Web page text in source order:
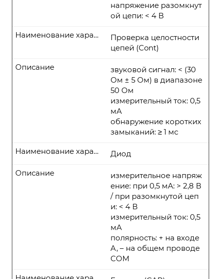
напряжение разомкнут
ой цепи: < 4 В
Проверка целостности
цепей (Cont)
Наименование характеристики
звуковой сигнал: < (30
Ом ± 5 Ом) в диапазоне
50 Ом
измерительный ток: 0,5
мА
обнаружение коротких
замыканий: ≥ 1 мс
Описание
Диод
Наименование характеристики
измерительное напряж
ение: при 0,5 мА: > 2,8 В
/ при разомкнутой цеп
и: < 4 В
измерительный ток: 0,5
мА
полярность: + на входе
A, – на общем проводе
COM
Описание